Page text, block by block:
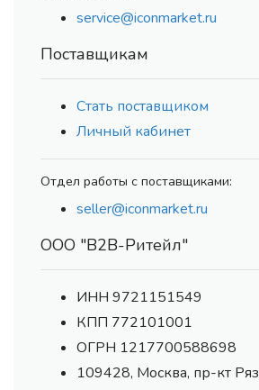
service@iconmarket.ru
Поставщикам
Стать поставщиком
Личный кабинет
Отдел работы с поставщиками:
seller@iconmarket.ru
ООО "В2В-Ритейл"
ИНН 9721151549
КПП 772101001
ОГРН 1217700588698
109428, Москва, пр-кт